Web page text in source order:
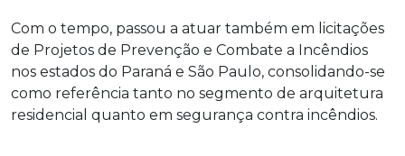
Com o tempo, passou a atuar também em licitações
de Projetos de Prevenção e Combate a Incêndios
nos estados do Paraná e São Paulo, consolidando-se
como referência tanto no segmento de arquitetura
residencial quanto em segurança contra incêndios.